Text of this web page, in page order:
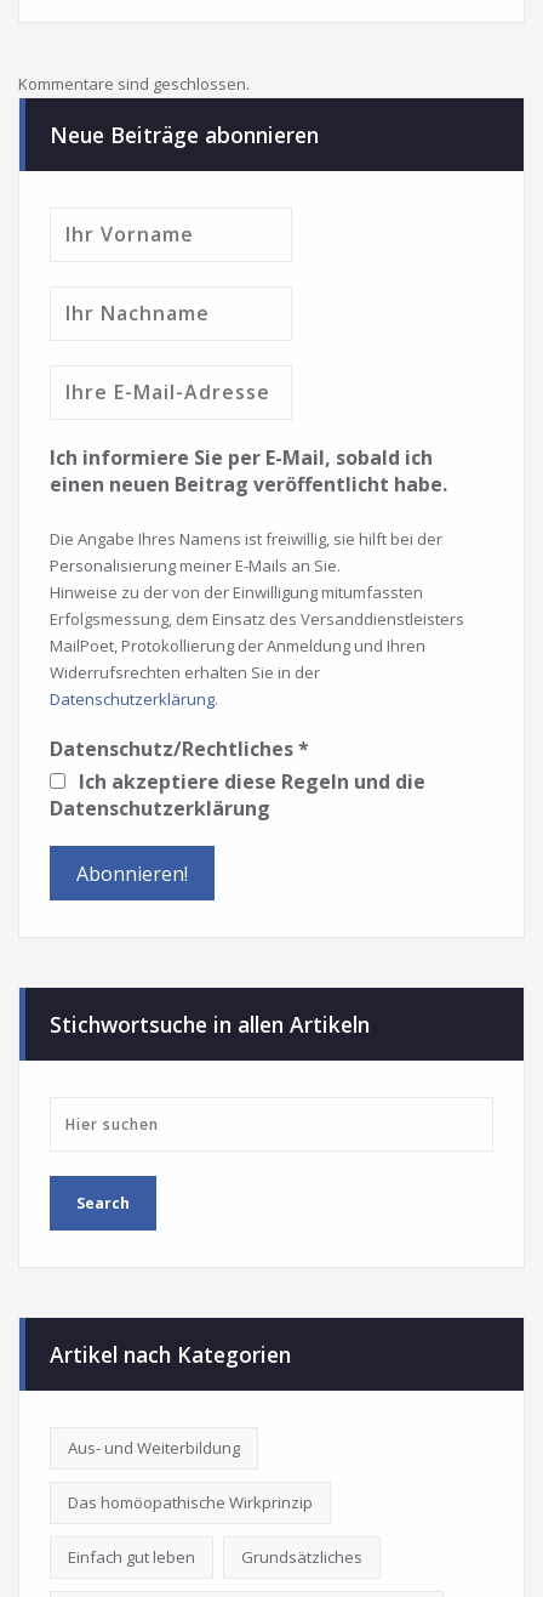
Kommentare sind geschlossen.
Neue Beiträge abonnieren
Ich informiere Sie per E-Mail, sobald ich
einen neuen Beitrag veröffentlicht habe.
Die Angabe Ihres Namens ist freiwillig, sie hilft bei der
Personalisierung meiner E-Mails an Sie.
Hinweise zu der von der Einwilligung mitumfassten
Erfolgsmessung, dem Einsatz des Versanddienstleisters
MailPoet, Protokollierung der Anmeldung und Ihren
Widerrufsrechten erhalten Sie in der
Datenschutzerklärung.
Datenschutz/Rechtliches*
Ich akzeptiere diese Regeln und die
Datenschutzerklärung
Stichwortsuche in allen Artikeln
Artikel nach Kategorien
Aus- und Weiterbildung
Das homöopathische Wirkprinzip
Einfach gut leben Grundsätzliches